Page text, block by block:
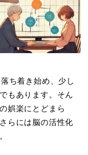
ち着き始め、少し
もあります。そん
娯楽にとどまら
らには脳の活性化